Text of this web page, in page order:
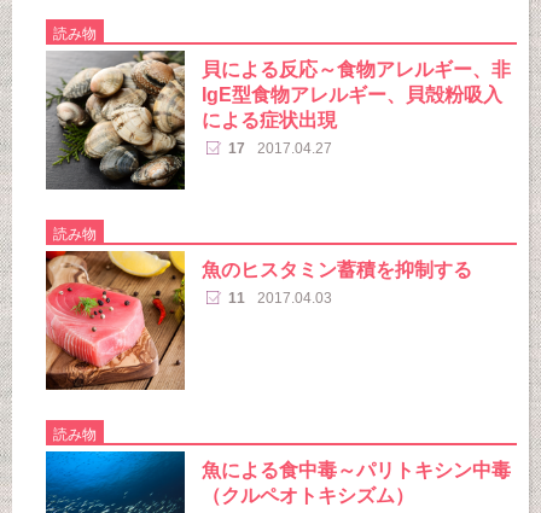
読み物
貝による反応～食物アレルギー、非
IgE型食物アレルギー、貝殻粉吸入
による症状出現
17 2017.04.27
読み物
魚のヒスタミン蓄積を抑制する
11 2017.04.03
読み物
魚による食中毒～パリトキシン中毒
（クルペオトキシズム）